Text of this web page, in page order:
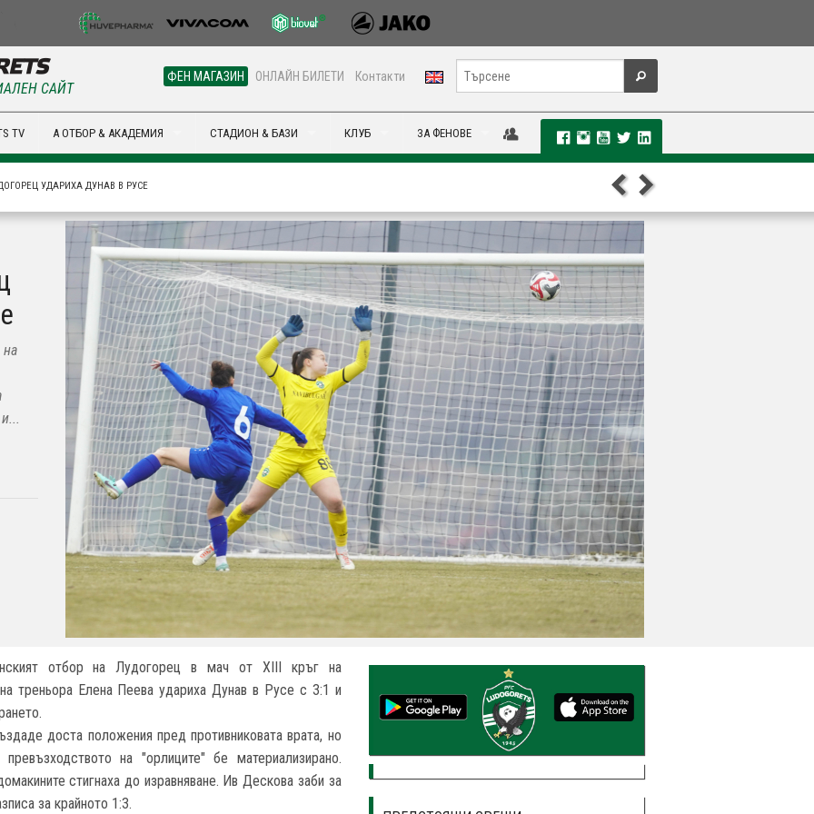
ФЕН МАГАЗИН ОНЛАЙН БИЛЕТИ Контакти
САЙТ
TV А ОТБОР & АКАДЕМИЯ СТАДИОН & БАЗИ КЛУБ ЗА ФЕНОВЕ
УДАРИХА ДУНАВ В РУСЕ
на
отбор на Лудогорец в мач от XIII кръг на
треньора Елена Пеева удариха Дунав в Русе с 3:1 и
доста положения пред противниковата врата, но
на "орлиците" бе материализирано.
стигнаха до изравняване. Ив Дескова заби за
за крайното 1:3.